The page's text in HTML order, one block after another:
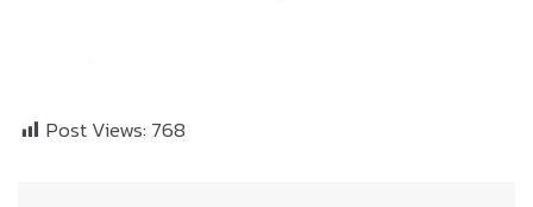
Post Views: 768